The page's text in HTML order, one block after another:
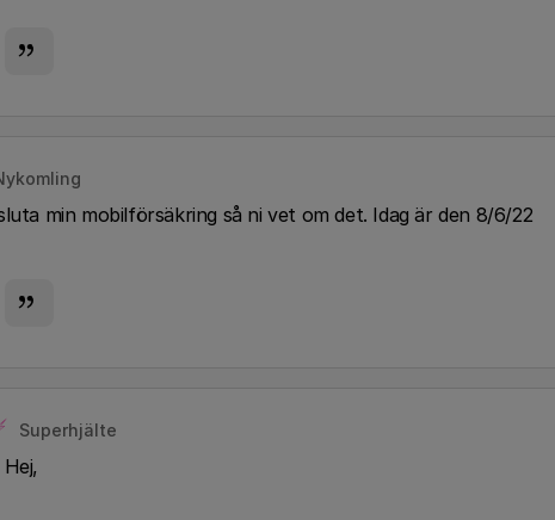
min mobilförsäkring så ni vet om det. Idag är den 8/6/22
Superhjälte
Hej,